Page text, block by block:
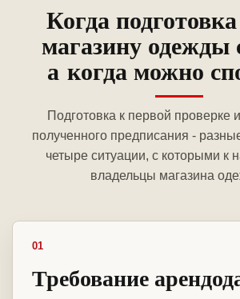
Когда
магазину одежды
а когда можно
Подготовка к первой проверке
полученного предписания -
четыре ситуации, с которыми к
владельцы магазина
01
Требование